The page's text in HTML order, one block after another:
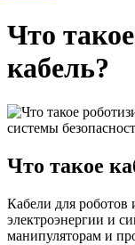
Что
кабель?
Что такое
Кабели для роботов
электроэнергии и
манипуляторам и